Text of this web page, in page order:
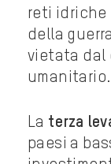
reti
della
vietata dal
umanitario.
La terza
paesi a